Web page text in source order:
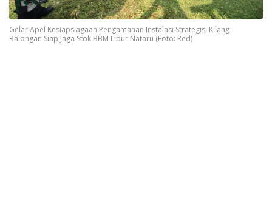
Gelar Apel Kesiapsiagaan Pengamanan Instalasi Strategis, Kilang
Balongan Siap Jaga Stok BBM Libur Nataru (Foto: Red)